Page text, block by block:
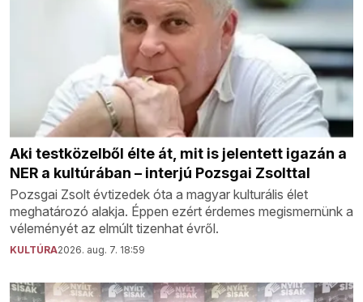
Aki testközelből élte át, mit is jelentett igazán a
NER a kultúrában – interjú Pozsgai Zsolttal
Pozsgai Zsolt évtizedek óta a magyar kulturális élet
meghatározó alakja. Éppen ezért érdemes megismernünk a
véleményét az elmúlt tizenhat évről.
KULTÚRA2026. aug. 7. 18:59